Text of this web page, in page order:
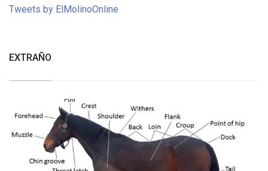
Tweets by ElMolinoOnline
EXTRAÑO